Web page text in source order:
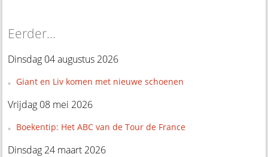
Eerder...
Dinsdag 04 augustus 2026
Giant en Liv komen met nieuwe schoenen
Vrijdag 08 mei 2026
Boekentip: Het ABC van de Tour de France
Dinsdag 24 maart 2026